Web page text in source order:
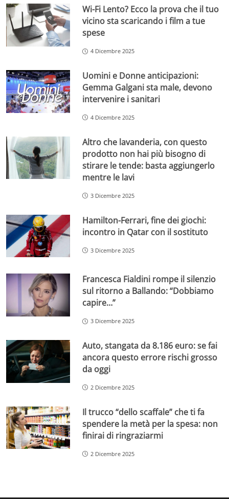
Wi-Fi Lento? Ecco la prova che il tuo
vicino sta scaricando i film a tue
spese
4 Dicembre 2025
Uomini e Donne anticipazioni:
Gemma Galgani sta male, devono
intervenire i sanitari
4 Dicembre 2025
Altro che lavanderia, con questo
prodotto non hai più bisogno di
stirare le tende: basta aggiungerlo
mentre le lavi
3 Dicembre 2025
Hamilton-Ferrari, fine dei giochi:
incontro in Qatar con il sostituto
3 Dicembre 2025
Francesca Fialdini rompe il silenzio
sul ritorno a Ballando: “Dobbiamo
capire…”
3 Dicembre 2025
Auto, stangata da 8.186 euro: se fai
ancora questo errore rischi grosso
da oggi
2 Dicembre 2025
Il trucco “dello scaffale” che ti fa
spendere la metà per la spesa: non
finirai di ringraziarmi
2 Dicembre 2025